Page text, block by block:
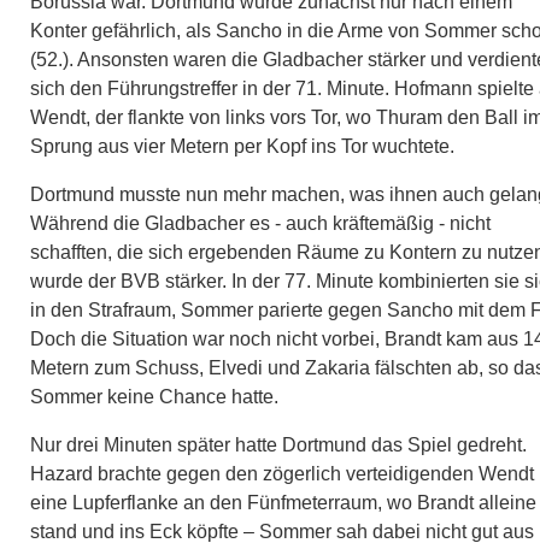
Konter gefährlich, als Sancho in die Arme von Sommer
(52.). Ansonsten waren die Gladbacher stärker und
sich den Führungstreffer in der 71. Minute. Hofmann spielte
Wendt, der flankte von links vors Tor, wo Thuram den Ball
Sprung aus vier Metern per Kopf ins Tor wuchtete.
Dortmund musste nun mehr machen, was ihnen auch
Während die Gladbacher es - auch kräftemäßig - nicht
schafften, die sich ergebenden Räume zu Kontern zu
wurde der BVB stärker. In der 77. Minute kombinierten sie
in den Strafraum, Sommer parierte gegen Sancho mit dem
Doch die Situation war noch nicht vorbei, Brandt kam aus
Metern zum Schuss, Elvedi und Zakaria fälschten ab, so
Sommer keine Chance hatte.
Nur drei Minuten später hatte Dortmund das Spiel gedreht.
Hazard brachte gegen den zögerlich verteidigenden Wendt
eine Lupferflanke an den Fünfmeterraum, wo Brandt alleine
stand und ins Eck köpfte – Sommer sah dabei nicht gut aus